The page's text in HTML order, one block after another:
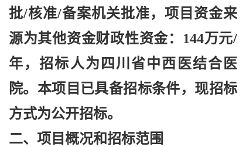
批/核准/备案机关批准，项目资金来
源为其他资金财政性资金：144万元/
年，招标人为四川省中西医结合医
院。本项目已具备招标条件，现招标
方式为公开招标。
二、项目概况和招标范围